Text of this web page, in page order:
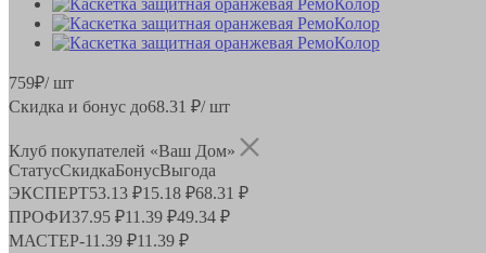
759₽/ шт
Скидка и бонус до68.31 ₽/ шт
Клуб покупателей «Ваш Дом»
СтатусСкидкаБонусВыгода
ЭКСПЕРТ53.13 ₽15.18 ₽68.31 ₽
ПРОФИ37.95 ₽11.39 ₽49.34 ₽
МАСТЕР-11.39 ₽11.39 ₽